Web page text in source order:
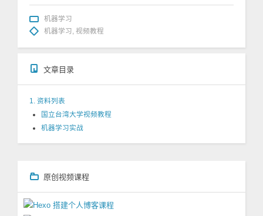
机器学习
机器学习 视频教程
文章目录
1. 资料列表
国立台湾大学视频教程
机器学习实战
原创视频课程